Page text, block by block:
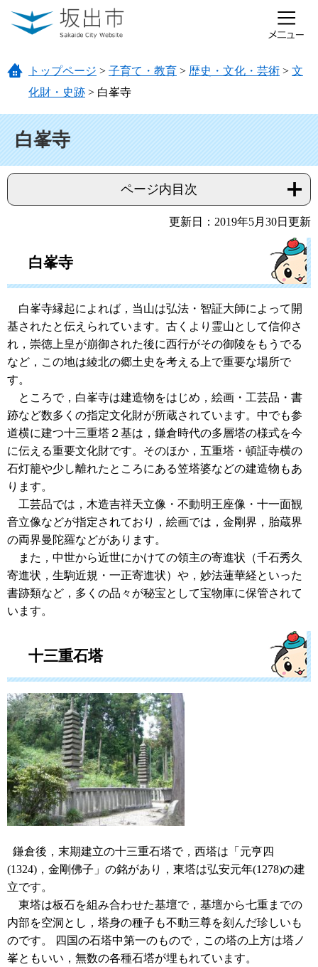
ページの先頭です。
メニューを飛ばして本文へ
トップページ > 子育て・教育 > 歴史・文化・芸術 > 文
化財・史跡 > 白峯寺
白峯寺
ページ内目次
更新日：2019年5月30日更新
白峯寺
白峯寺縁起によれば，当山は弘法・智証大師によって開
基されたと伝えられています。古くより霊山として信仰さ
れ，崇徳上皇が崩御された後に西行がその御陵をもうでる
など，この地は綾北の郷土史を考える上で重要な場所で
す。
ところで，白峯寺は建造物をはじめ，絵画・工芸品・書
跡など数多くの指定文化財が所蔵されています。中でも参
道横に建つ十三重塔２基は，鎌倉時代の多層塔の様式を今
に伝える重要文化財です。そのほか，五重塔・頓証寺横の
石灯籠や少し離れたところにある笠塔婆などの建造物もあ
ります。
工芸品では，木造吉祥天立像・不動明王座像・十一面観
音立像などが指定されており，絵画では，金剛界，胎蔵界
の両界曼陀羅などがあります。
また，中世から近世にかけての領主の寄進状（千石秀久
寄進状，生駒近規・一正寄進状）や，妙法蓮華経といった
書跡類など，多くの品々が秘宝として宝物庫に保管されて
います。
十三重石塔
鎌倉後，末期建立の十三重石塔で，西塔は「元亨四
(1324)，金剛佛子」の銘があり，東塔は弘安元年(1278)の建
立です。
東塔は板石を組み合わせた基壇で，基壇から七重までの
内部を空洞とし，塔身の種子も不動三尊を刻んだ珍しいも
のです。 四国の石塔中第一のもので，この塔の上方は塔ノ
峯ともいい，無数の各種石塔が埋もれています。